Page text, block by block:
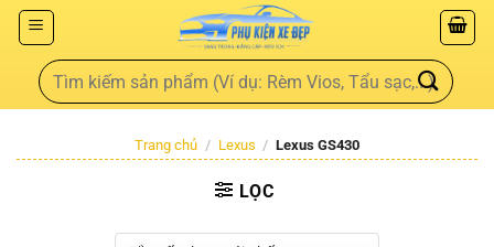
Trang chủ / Lexus / Lexus GS430
LỌC